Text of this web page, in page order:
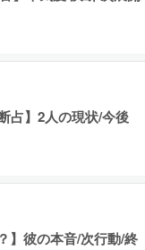
占】2人の現状/今後
】彼の本音/次行動/終